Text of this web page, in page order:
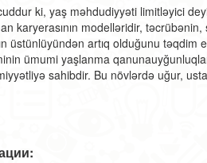
ki, yaş məhdudiyyəti limitləyici
karyerasının modelləridir,
üstünlüyündən artıq olduğunu təqdim
ümumi yaşlanma
sahibdir. Bu növlərdə uğur,